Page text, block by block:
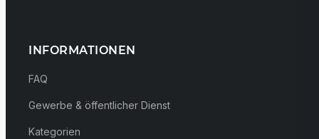
INFORMATIONEN
FAQ
Gewerbe & öffentlicher Dienst
Kategorien